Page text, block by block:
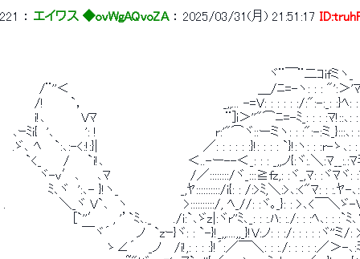
221 ： エイワス ◆ovWgAQvoZA ： 2025/03/31(月) 21:51:17
ヾ¨￣¨二ｺifミヽ_
/¨''＜　　　　　　　　　　　　　　　 　 　 　 　 ＿/ﾆ=-ヽ: : : "':＞
/!　　　`，　　　　　 　 　 　 　 　 　 　 _,,... -=V: : : : : :/:":-:_: :}ﾍ
i!､　　　　Vﾏ　 　 　 　 　 　 　 　 　 　 ¨]i＞''"⌒ﾆ=-ﾐ_: : : :ﾏ!::､: : : : :.::',:
､ｰﾐi{　'､　　　 ': !　　　　　　　　　　 　 　 r:'"⌒ヾ::ーミヽ: : :":-:ミ
.ゞ､ ﾍ　 `:､:-<:!:}|　　　　　　　　　　 　 ／: : : : : :}!: : : : `}!:ヽ: :
`<_ 　　/　　`i!､　　　　　　　　　 ＜..-ー--＜_: : : _,,ノ{:ヾ:.＼:ﾏ__:.:
ヾ-v′､ 　 ､ﾏ　　　　　　　　　/／::::::::/ヾ_:::≧fz,: :ヾ_,ﾏ: :ヾﾏ
ﾐ､ヾ　':､- }!ヽ_　　　　　　　_,ﾔ::::::::::/i{: : /:>ﾐ,＼:>､:<"ﾏ: : :.ﾔ-､:
.　　　　　　＼_ヾ V`､　ヽ　　　 　 　 >::::::::::/, ﾍ_//: :ヾ｡_}: : >､<￣
[`''′　 , '’`ﾐ､._　　 ./i:`､ゞz|:ヾr''ﾐ､_: : :.ﾊ: :./: : :ﾍ､: : :`ﾐ､ゝ
￣ヾ´　 　 ノ　`zｰ}ヾ: : `-}!_,,....,,_}!V:ノ: : :/: : : : :ヾ''ミ/: >ﾐ
ゝ∠´　 _ノ　 /i!,: : : :}!´:／￣＼: : :./: : : : :／＞-､:ミ,: :弋z